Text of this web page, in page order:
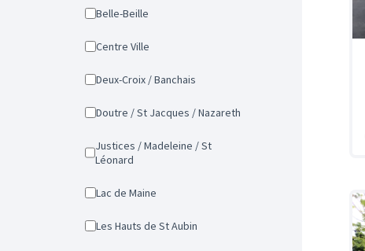
Belle-Beille
Centre Ville
Deux-Croix / Banchais
Doutre / St Jacques / Nazareth
Justices / Madeleine / St
Léonard
Lac de Maine
Les Hauts de St Aubin